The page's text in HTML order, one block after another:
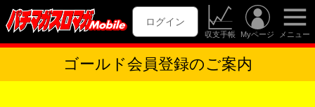
ログイン
収支手帳 Myページ メニュー
ゴールド会員登録のご案内